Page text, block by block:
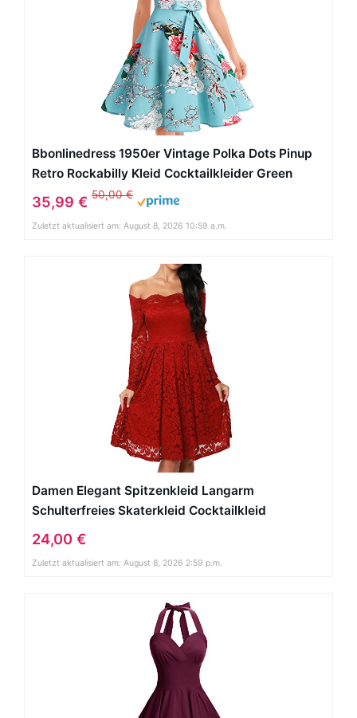
Bbonlinedress 1950er Vintage Polka Dots Pinup
Retro Rockabilly Kleid Cocktailkleider Green
Flower L
35,99 € 50,00 €
Zuletzt aktualisiert am: August 8, 2026 10:59 a.m.
Damen Elegant Spitzenkleid Langarm
Schulterfreies Skaterkleid Cocktailkleid
Abendkleid Rot S
24,00 €
Zuletzt aktualisiert am: August 8, 2026 2:59 p.m.